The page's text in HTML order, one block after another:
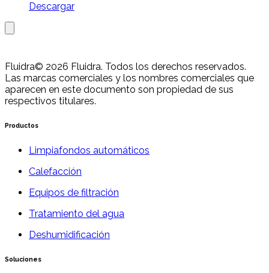
Descargar
Fluidra© 2026 Fluidra. Todos los derechos reservados.
Las marcas comerciales y los nombres comerciales que
aparecen en este documento son propiedad de sus
respectivos titulares.
Productos
Limpiafondos automáticos
Calefacción
Equipos de filtración
Tratamiento del agua
Deshumidificación
Soluciones